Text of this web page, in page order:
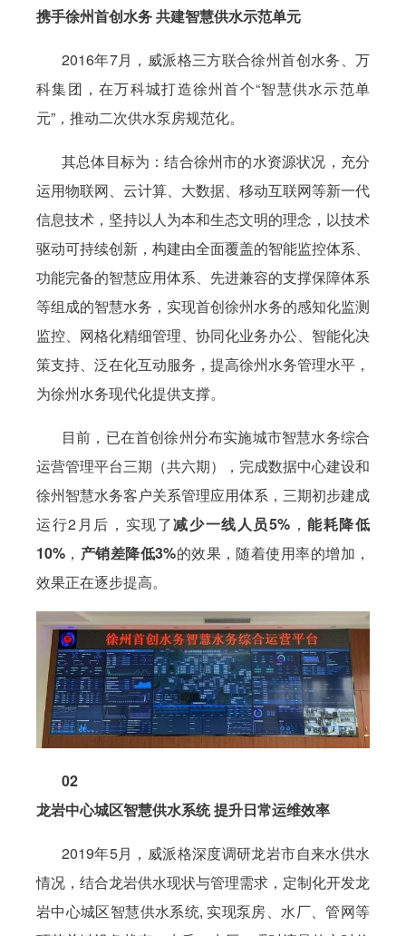
携手徐州首创水务 共建智慧供水示范单元
2016年7月，威派格三方联合徐州首创水务、万
科集团，在万科城打造徐州首个“智慧供水示范单
元”，推动二次供水泵房规范化。
其总体目标为：结合徐州市的水资源状况，充分
运用物联网、云计算、大数据、移动互联网等新一代
信息技术，坚持以人为本和生态文明的理念，以技术
驱动可持续创新，构建由全面覆盖的智能监控体系、
功能完备的智慧应用体系、先进兼容的支撑保障体系
等组成的智慧水务，实现首创徐州水务的感知化监测
监控、网格化精细管理、协同化业务办公、智能化决
策支持、泛在化互动服务，提高徐州水务管理水平，
为徐州水务现代化提供支撑。
目前，已在首创徐州分布实施城市智慧水务综合
运营管理平台三期（共六期），完成数据中心建设和
徐州智慧水务客户关系管理应用体系，三期初步建成
运行2月后，实现了减少一线人员5% ，能耗降低
10% ， 产销差降低3%的效果，随着使用率的增加，
效果正在逐步提高。
02
龙岩中心城区智慧供水系统 提升日常运维效率
2019年5月，威派格深度调研龙岩市自来水供水
情况，结合龙岩供水现状与管理需求，定制化开发龙
岩中心城区智慧供水系统, 实现泵房、水厂、管网等